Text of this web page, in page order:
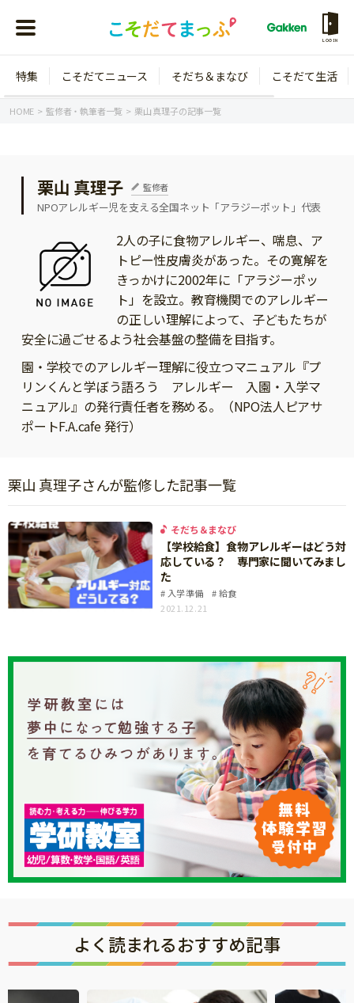
LOGIN
年齢から探す
1歳
2歳
3歳
年長
小学2年生
小学3年生
小学4年生
小学5年生
小学6年生
特集
こそだてニュース
イベント
ニュース
そだち＆まなび
ワーク・ドリル
幼稚園・保育園
小学校
教育・学習
絵本・読み聞かせ
自由研究・工作
読書感想文
本・読書
英語
知育
こそだて生活
住まい
行事・イベント
親子でいっしょに
人間関係
おでかけ
健康
こそだてマンガ
特集 こそだてニュース そだち＆まなび こそだて生活
HOME 監修者・執筆者一覧 栗山 真理子の記事一覧
栗山 真理子 監修者
NPOアレルギー児を支える全国ネット「アラジーポット」代表
2人の子に食物アレルギー、喘息、ア
トピー性皮膚炎があった。その寛解を
きっかけに2002年に「アラジーポッ
ト」を設立。教育機関でのアレルギー
の正しい理解によって、子どもたちが
安全に過ごせるよう社会基盤の整備を目指す。
園・学校でのアレルギー理解に役立つマニュアル『プ
リンくんと学ぼう語ろう アレルギー 入園・入学マ
ニュアル』の発行責任者を務める。（NPO法人ピアサ
ポートF.A.cafe 発行）
栗山 真理子さんが監修した記事一覧
そだち＆まなび
【学校給食】食物アレルギーはどう対
応している？ 専門家に聞いてみまし
た
入学準備
給食
2021.12.21
よく読まれるおすすめ記事